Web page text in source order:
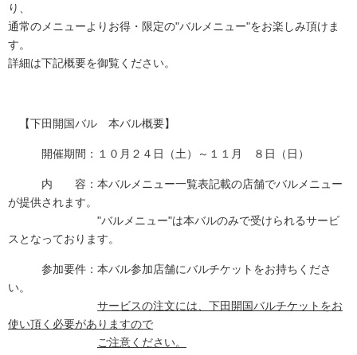
り、
通常のメニューよりお得・限定の"バルメニュー"をお楽しみ頂けま
す。
詳細は下記概要を御覧ください。
【下田開国バル 本バル概要】
開催期間：１０月２４日（土）～１１月 ８日（日）
内 容：本バルメニュー一覧表記載の店舗でバルメニュー
が提供されます。
"バルメニュー"は本バルのみで受けられるサービ
スとなっております。
参加要件：本バル参加店舗にバルチケットをお持ちくださ
い。
サービスの注文には、下田開国バルチケットをお
使い頂く必要がありますので
ご注意ください。